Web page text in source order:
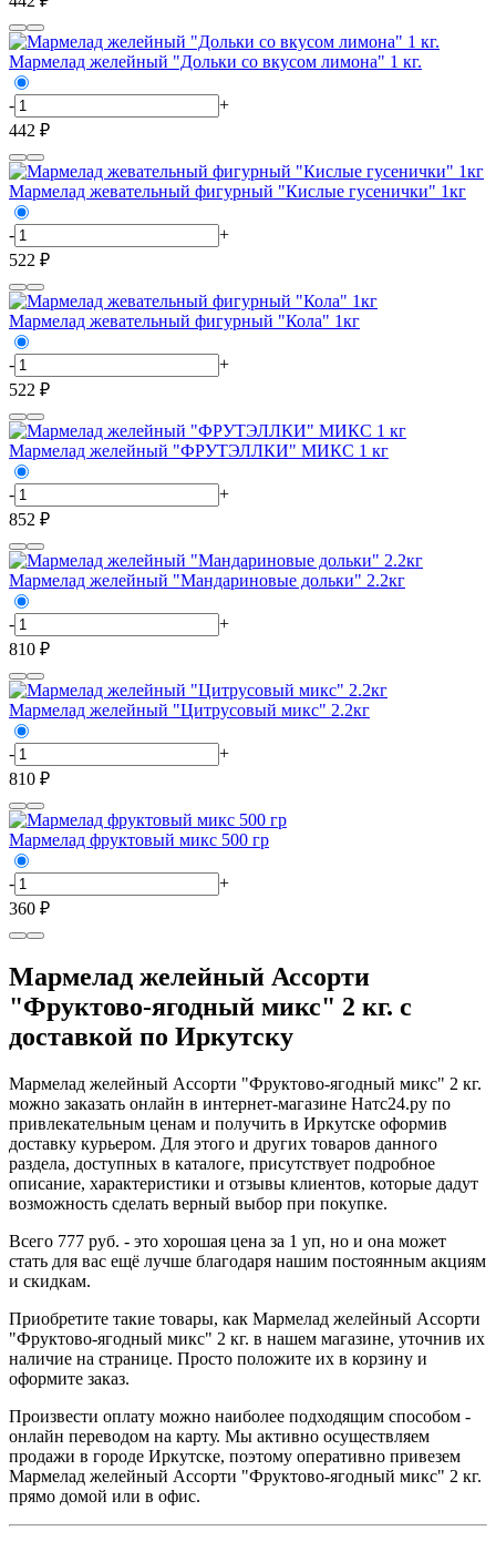
Мармелад желейный "Дольки со вкусом лимона" 1 кг.
-
+
442 ₽
Мармелад жевательный фигурный "Кислые гусенички" 1кг
-
+
522 ₽
Мармелад жевательный фигурный "Кола" 1кг
-
+
522 ₽
Мармелад желейный "ФРУТЭЛЛКИ" МИКС 1 кг
-
+
852 ₽
Мармелад желейный "Мандариновые дольки" 2.2кг
-
+
810 ₽
Мармелад желейный "Цитрусовый микс" 2.2кг
-
+
810 ₽
Мармелад фруктовый микс 500 гр
-
+
360 ₽
Мармелад желейный Ассорти
"Фруктово-ягодный микс" 2 кг. с
доставкой по Иркутску
Мармелад желейный Ассорти "Фруктово-ягодный микс" 2 кг.
можно заказать онлайн в интернет-магазине Натс24.ру по
привлекательным ценам и получить в Иркутске оформив
доставку курьером. Для этого и других товаров данного
раздела, доступных в каталоге, присутствует подробное
описание, характеристики и отзывы клиентов, которые дадут
возможность сделать верный выбор при покупке.
Всего 777 руб. - это хорошая цена за 1 уп, но и она может
стать для вас ещё лучше благодаря нашим постоянным акциям
и скидкам.
Приобретите такие товары, как Мармелад желейный Ассорти
"Фруктово-ягодный микс" 2 кг. в нашем магазине, уточнив их
наличие на странице. Просто положите их в корзину и
оформите заказ.
Произвести оплату можно наиболее подходящим способом -
онлайн переводом на карту. Мы активно осуществляем
продажи в городе Иркутске, поэтому оперативно привезем
Мармелад желейный Ассорти "Фруктово-ягодный микс" 2 кг.
прямо домой или в офис.